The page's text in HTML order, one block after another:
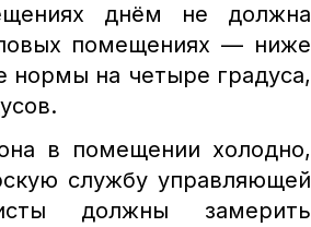
днём не должна
помещениях — ниже
нормы на четыре градуса,
в помещении холодно,
службу управляющей
должны замерить